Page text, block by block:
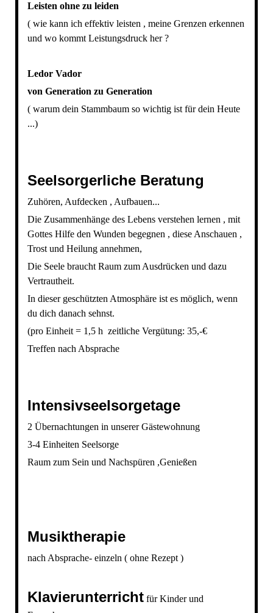
Leisten ohne zu leiden
( wie kann ich effektiv leisten , meine Grenzen erkennen
und wo kommt Leistungsdruck her ?
Ledor Vador
von Generation zu Generation
( warum dein Stammbaum so wichtig ist für dein Heute
...)
Seelsorgerliche Beratung
Zuhören, Aufdecken , Aufbauen...
Die Zusammenhänge des Lebens verstehen lernen , mit
Gottes Hilfe den Wunden begegnen , diese Anschauen ,
Trost und Heilung annehmen,
Die Seele braucht Raum zum Ausdrücken und dazu
Vertrautheit.
In dieser geschützten Atmosphäre ist es möglich, wenn
du dich danach sehnst.
(pro Einheit = 1,5 h zeitliche Vergütung: 35,-€
Treffen nach Absprache
Intensivseelsorgetage
2 Übernachtungen in unserer Gästewohnung
3-4 Einheiten Seelsorge
Raum zum Sein und Nachspüren ,Genießen
Musiktherapie
nach Absprache- einzeln ( ohne Rezept )
Klavierunterricht für Kinder und